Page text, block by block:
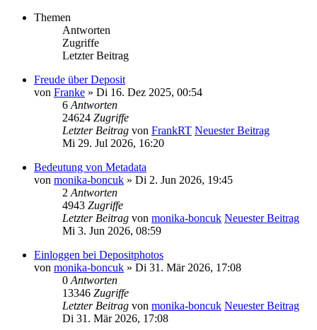
Themen
Antworten
Zugriffe
Letzter Beitrag
Freude über Deposit
von Franke » Di 16. Dez 2025, 00:54
6 Antworten
24624 Zugriffe
Letzter Beitrag von FrankRT Neuester Beitrag
Mi 29. Jul 2026, 16:20
Bedeutung von Metadata
von monika-boncuk » Di 2. Jun 2026, 19:45
2 Antworten
4943 Zugriffe
Letzter Beitrag von monika-boncuk Neuester Beitrag
Mi 3. Jun 2026, 08:59
Einloggen bei Depositphotos
von monika-boncuk » Di 31. Mär 2026, 17:08
0 Antworten
13346 Zugriffe
Letzter Beitrag von monika-boncuk Neuester Beitrag
Di 31. Mär 2026, 17:08